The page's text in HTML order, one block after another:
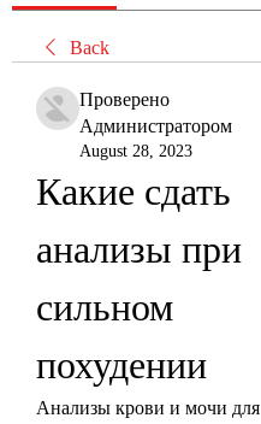
Back
Проверено
Администратором
August 28, 2023
Какие сдать
анализы при
сильном
похудении
Анализы крови и мочи для